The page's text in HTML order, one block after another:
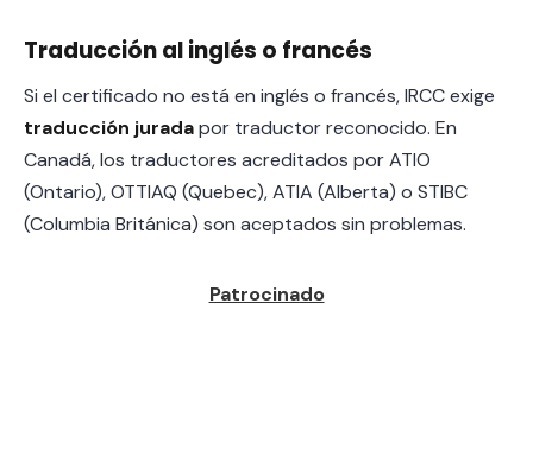
Traducción al inglés o francés
Si el certificado no está en inglés o francés, IRCC exige
traducción juradapor traductor reconocido. En
Canadá, los traductores acreditados por ATIO
(Ontario), OTTIAQ (Quebec), ATIA (Alberta) o STIBC
(Columbia Británica) son aceptados sin problemas.